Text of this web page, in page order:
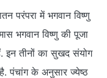
परंपरा में भगवान विष्णु
भगवान विष्णु की पूजा
इन तीनों का सुखद संयोग
पंचांग के अनुसार ज्येष्ठ